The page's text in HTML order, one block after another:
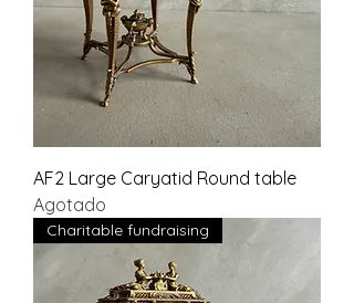
AF2 Large Caryatid Round table
Agotado
Charitable fundraising